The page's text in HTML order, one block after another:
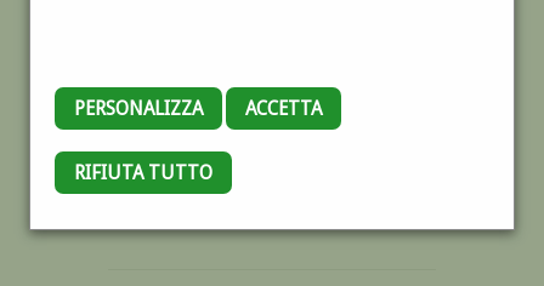
PERSONALIZZA ACCETTA
RIFIUTA TUTTO